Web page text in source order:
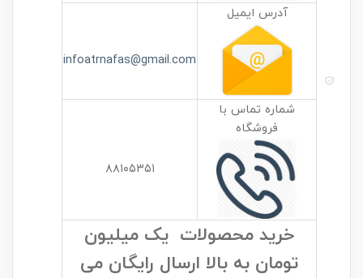
آدرس ایمیل
infoatrnafas@gmail.com
شماره تماس با
فروشگاه
۸۸۱۰۵۳۵۱
خرید محصولات یک میلیون
تومان به بالا ارسال رایگان می